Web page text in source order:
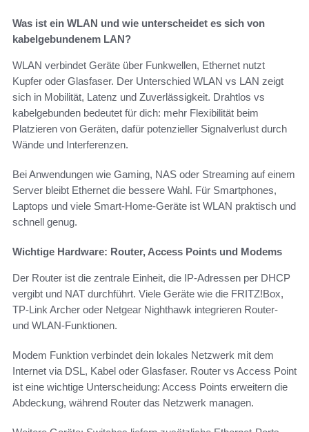
Was ist ein WLAN und wie unterscheidet es sich von
kabelgebundenem LAN?
WLAN verbindet Geräte über Funkwellen, Ethernet nutzt
Kupfer oder Glasfaser. Der Unterschied WLAN vs LAN zeigt
sich in Mobilität, Latenz und Zuverlässigkeit. Drahtlos vs
kabelgebunden bedeutet für dich: mehr Flexibilität beim
Platzieren von Geräten, dafür potenzieller Signalverlust durch
Wände und Interferenzen.
Bei Anwendungen wie Gaming, NAS oder Streaming auf einem
Server bleibt Ethernet die bessere Wahl. Für Smartphones,
Laptops und viele Smart‑Home‑Geräte ist WLAN praktisch und
schnell genug.
Wichtige Hardware: Router, Access Points und Modems
Der Router ist die zentrale Einheit, die IP‑Adressen per DHCP
vergibt und NAT durchführt. Viele Geräte wie die FRITZ!Box,
TP‑Link Archer oder Netgear Nighthawk integrieren Router‑
und WLAN‑Funktionen.
Modem Funktion verbindet dein lokales Netzwerk mit dem
Internet via DSL, Kabel oder Glasfaser. Router vs Access Point
ist eine wichtige Unterscheidung: Access Points erweitern die
Abdeckung, während Router das Netzwerk managen.